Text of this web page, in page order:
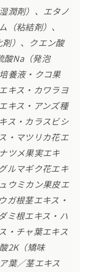
潤剤）、エタノ
（粘結剤）、
）、クエン酸
酸Na（発泡
養液・クコ果
キス・カワラヨ
キス・アンズ種
ス・カラスビシ
・マツリカ花エ
ツメ果実エキ
ルマギク花エキ
ウミカン果皮エ
ガ根茎エキス・
ミ根エキス・ハ
・チャ葉エキス
2K（矯味
葉／茎エキス